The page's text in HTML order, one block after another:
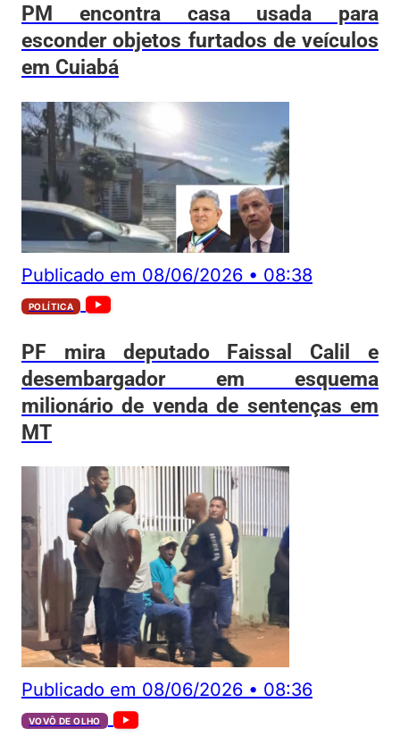
PM encontra casa usada para
esconder objetos furtados de veículos
em Cuiabá
Publicado em 08/06/2026 • 08:38
POLÍTICA
PF mira deputado Faissal Calil e
desembargador em esquema
milionário de venda de sentenças em
MT
Publicado em 08/06/2026 • 08:36
VOVÔ DE OLHO